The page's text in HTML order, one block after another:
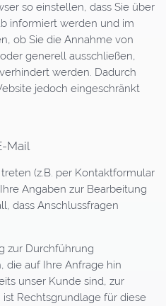
so einstellen, dass Sie über
informiert werden und im
ob Sie die Annahme von
generell ausschließen,
werden. Dadurch
jedoch eingeschränkt
Mail
(z.B. per Kontaktformular
Angaben zur Bearbeitung
dass Anschlussfragen
zur Durchführung
die auf Ihre Anfrage hin
unser Kunde sind, zur
Rechtsgrundlage für diese